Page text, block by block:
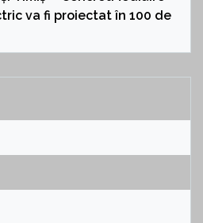
va fi proiectat în 100 de